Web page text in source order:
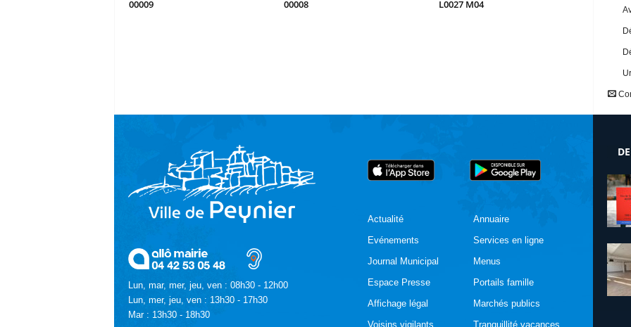
00009
00008
L0027 M04
Lun, mar, mer, jeu, ven : 08h30 - 12h00
Lun, mer, jeu, ven : 13h30 - 17h30
Mar : 13h30 - 18h30
Actualité
Evénements
Journal Municipal
Espace Presse
Affichage légal
Voisins vigilants
Annuaire
Services en ligne
Menus
Portails famille
Marchés publics
Tranquillité vacances